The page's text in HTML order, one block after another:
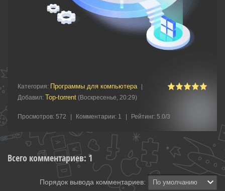
Категория: Программы для компьютера
Добавил: Top-torrent (Воскресенье, 20:29)
Просмотров: 572 Комментарии: 1 Рейтинг: 5.0/3
Всего комментариев: 1
Порядок вывода комментариев: